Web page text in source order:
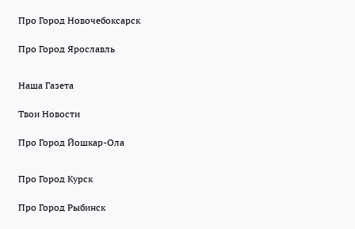
Про Город Новочебоксарск
Про Город Ярославль
Наша Газета
Твои Новости
Про Город Йошкар-Ола
Про Город Курск
Про Город Рыбинск